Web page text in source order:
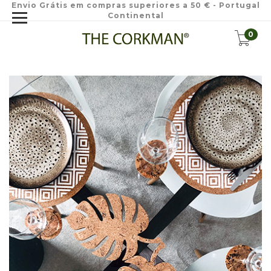
Envio Grátis em compras superiores a 50 € - Portugal
Continental
0